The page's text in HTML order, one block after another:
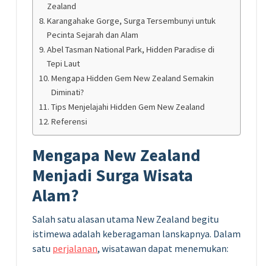
Zealand
Karangahake Gorge, Surga Tersembunyi untuk
Pecinta Sejarah dan Alam
Abel Tasman National Park, Hidden Paradise di
Tepi Laut
Mengapa Hidden Gem New Zealand Semakin
Diminati?
Tips Menjelajahi Hidden Gem New Zealand
Referensi
Mengapa New Zealand
Menjadi Surga Wisata
Alam?
Salah satu alasan utama New Zealand begitu
istimewa adalah keberagaman lanskapnya. Dalam
satu perjalanan, wisatawan dapat menemukan: